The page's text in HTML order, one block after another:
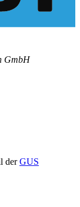
GmbH
derGUS